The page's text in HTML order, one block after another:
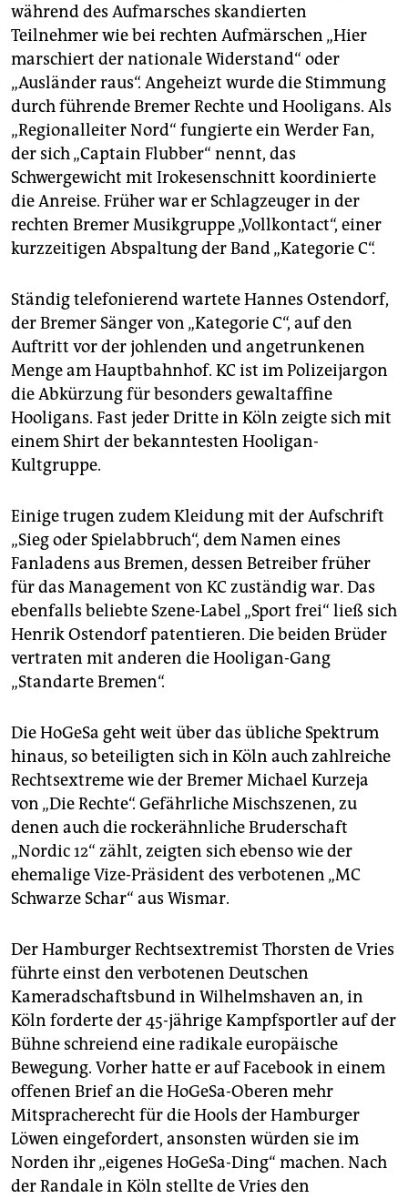
während des Aufmarsches skandierten
Teilnehmer wie bei rechten Aufmärschen „Hier
marschiert der nationale Widerstand“ oder
„Ausländer raus“. Angeheizt wurde die Stimmung
durch führende Bremer Rechte und Hooligans. Als
„Regionalleiter Nord“ fungierte ein Werder Fan,
der sich „Captain Flubber“ nennt, das
Schwergewicht mit Irokesenschnitt koordinierte
die Anreise. Früher war er Schlagzeuger in der
rechten Bremer Musikgruppe „Vollkontact“, einer
kurzzeitigen Abspaltung der Band „Kategorie C“.
Ständig telefonierend wartete Hannes Ostendorf,
der Bremer Sänger von „Kategorie C“, auf den
Auftritt vor der johlenden und angetrunkenen
Menge am Hauptbahnhof. KC ist im Polizeijargon
die Abkürzung für besonders gewaltaffine
Hooligans. Fast jeder Dritte in Köln zeigte sich mit
einem Shirt der bekanntesten Hooligan-
Kultgruppe.
Einige trugen zudem Kleidung mit der Aufschrift
„Sieg oder Spielabbruch“, dem Namen eines
Fanladens aus Bremen, dessen Betreiber früher
für das Management von KC zuständig war. Das
ebenfalls beliebte Szene-Label „Sport frei“ ließ sich
Henrik Ostendorf patentieren. Die beiden Brüder
vertraten mit anderen die Hooligan-Gang
„Standarte Bremen“.
Die HoGeSa geht weit über das übliche Spektrum
hinaus, so beteiligten sich in Köln auch zahlreiche
Rechtsextreme wie der Bremer Michael Kurzeja
von „Die Rechte“. Gefährliche Mischszenen, zu
denen auch die rockerähnliche Bruderschaft
„Nordic 12“ zählt, zeigten sich ebenso wie der
ehemalige Vize-Präsident des verbotenen „MC
Schwarze Schar“ aus Wismar.
Der Hamburger Rechtsextremist Thorsten de Vries
führte einst den verbotenen Deutschen
Kameradschaftsbund in Wilhelmshaven an, in
Köln forderte der 45-jährige Kampfsportler auf der
Bühne schreiend eine radikale europäische
Bewegung. Vorher hatte er auf Facebook in einem
offenen Brief an die HoGeSa-Oberen mehr
Mitspracherecht für die Hools der Hamburger
Löwen eingefordert, ansonsten würden sie im
Norden ihr „eigenes HoGeSa-Ding“ machen. Nach
der Randale in Köln stellte de Vries den